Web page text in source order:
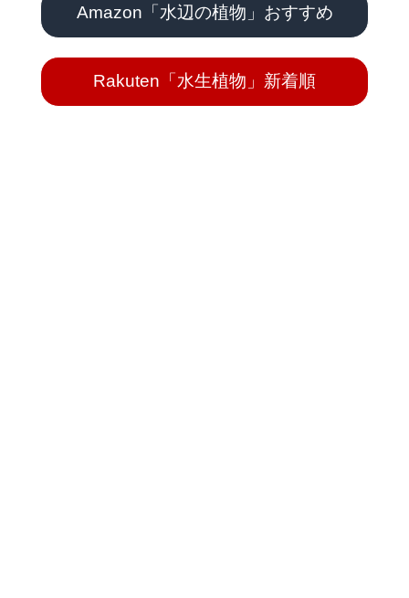
Amazon「水辺の植物」おすすめ
Rakuten「水生植物」新着順